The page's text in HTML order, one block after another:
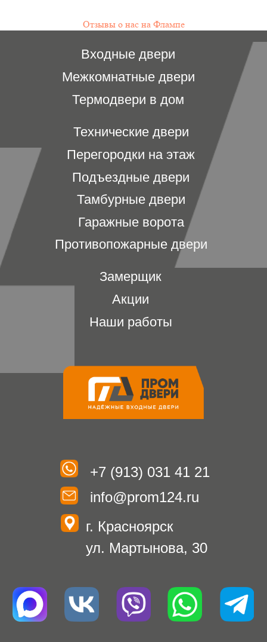
Отзывы о нас на Флампе
материалов данного сайта без разрешения